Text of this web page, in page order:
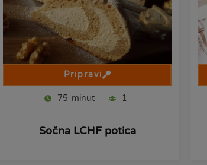
Pripravi
75 minut 1
Sočna LCHF potica